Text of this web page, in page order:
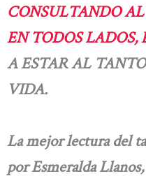
CONSULTANDO
EN TODOS LADOS,
A ESTAR AL
VIDA.
La mejor lectura del
por Esmeralda